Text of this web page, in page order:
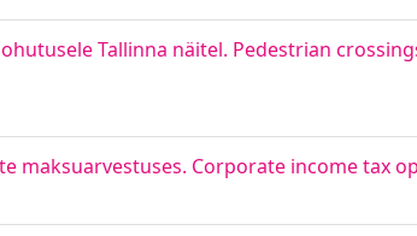
Tallinna näitel. Pedestrian
maksuarvestuses. Corporate income tax